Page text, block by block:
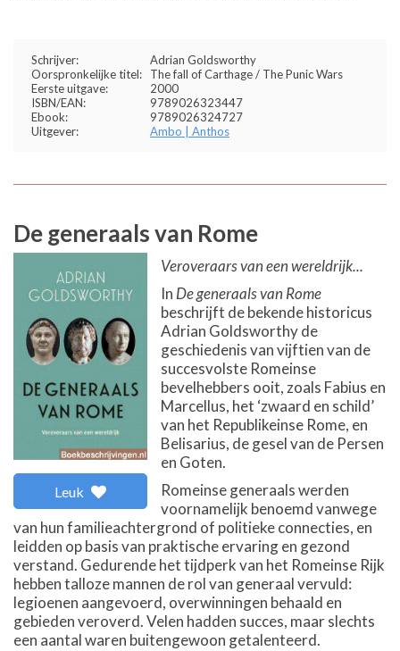
Schrijver:
Adrian Goldsworthy
Oorspronkelijke titel:
The fall of Carthage / The Punic Wars
Eerste uitgave:
2000
ISBN/EAN:
9789026323447
Ebook:
9789026324727
Uitgever:
Ambo | Anthos
De generaals van Rome
Leuk
Veroveraars van een wereldrijk...
In De generaals van Rome
beschrijft de bekende historicus
Adrian Goldsworthy de
geschiedenis van vijftien van de
succesvolste Romeinse
bevelhebbers ooit, zoals Fabius en
Marcellus, het ‘zwaard en schild’
van het Republikeinse Rome, en
Belisarius, de gesel van de Persen
en Goten.
Romeinse generaals werden
voornamelijk benoemd vanwege
van hun familieachtergrond of politieke connecties, en
leidden op basis van praktische ervaring en gezond
verstand. Gedurende het tijdperk van het Romeinse Rijk
hebben talloze mannen de rol van generaal vervuld:
legioenen aangevoerd, overwinningen behaald en
gebieden veroverd. Velen hadden succes, maar slechts
een aantal waren buitengewoon getalenteerd.